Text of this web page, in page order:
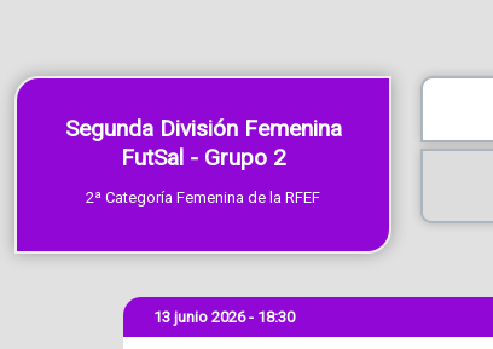
Segunda División Femenina
FutSal - Grupo 2
2ª Categoría Femenina de la RFEF
13 junio 2026 - 18:30